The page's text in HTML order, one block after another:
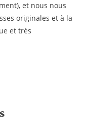
et nous nous
originales et à la
et très